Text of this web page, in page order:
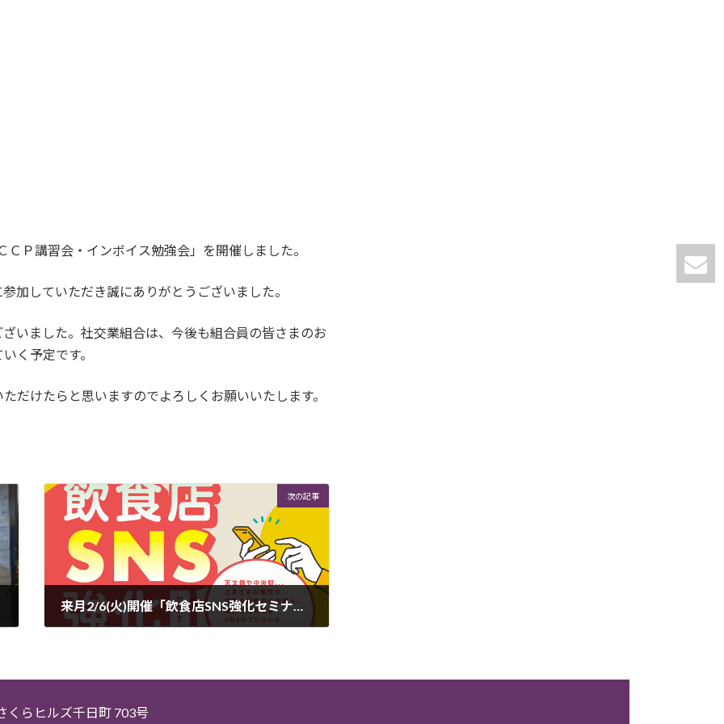
Ｐ講習会・インボイス勉強会」を開催しました。
加していただき誠にありがとうございました。
いました。社交業組合は、今後も組合員の皆さまのお
く予定です。
だけたらと思いますのでよろしくお願いいたします。
次の記事
来月2/6(火)開催「飲食店SNS強化セミナー」のご案内
らヒルズ千日町 703号